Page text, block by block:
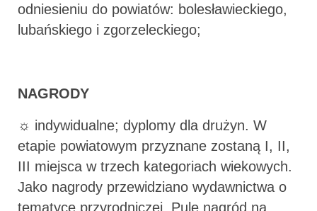
odniesieniu do powiatów: bolesławieckiego,
lubańskiego i zgorzeleckiego;
NAGRODY
☼ indywidualne; dyplomy dla drużyn. W
etapie powiatowym przyznane zostaną I, II,
III miejsca w trzech kategoriach wiekowych.
Jako nagrody przewidziano wydawnictwa o
tematyce przyrodniczej. Pulę nagród na